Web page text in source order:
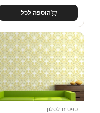
הוספה לסל
טפטים לסלון